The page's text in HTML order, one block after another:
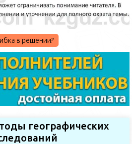
в решении?
географических